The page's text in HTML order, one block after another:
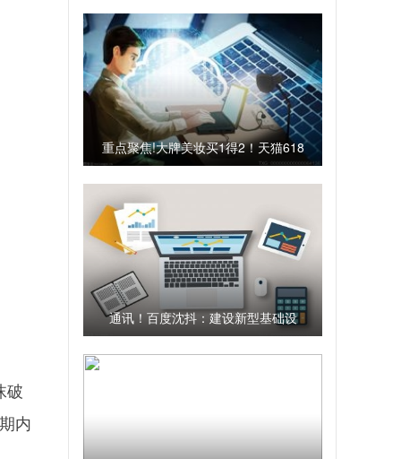
破
内
重点聚焦!大牌美妆买1得2！天猫618
通讯！百度沈抖：建设新型基础设